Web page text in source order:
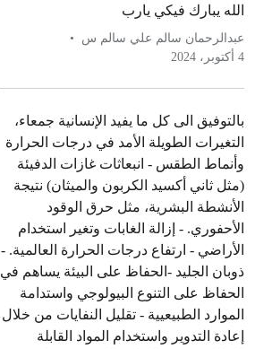
الله يبارك فيكي يارب
عبدالرحمان سالم علي سالم س
4 أكتوبر، 2024
بالتوفيق الى كل ما يفيد الإنسانية جمعاء،
التغيرات الطويلة الأمد في درجات الحرارة
وأنماط الطقس - انبعاثات غازات الدفيئة
(مثل ثاني أكسيد الكربون والميثان) نتيجة
الأنشطة البشرية، مثل حرق الوقود
الأحفوري. - إزالة الغابات وتغير استخدام
الأراضي - ارتفاع درجات الحرارة العالمية. -
ذوبان الجليد -الحفاظ على البيئة يساهم في
الحفاظ على التنوع البيولوجي واستدامة
الموارد الطبيعيية - تقليل النفايات من خلال
إعادة التدوير واستخدام المواد القابلة